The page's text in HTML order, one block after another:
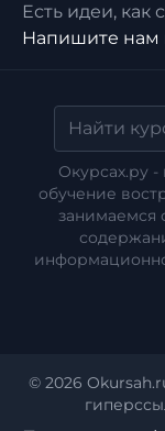
Есть идеи, как
Напишите нам
Окурсах.ру -
обучение
занимаемся
© 2026